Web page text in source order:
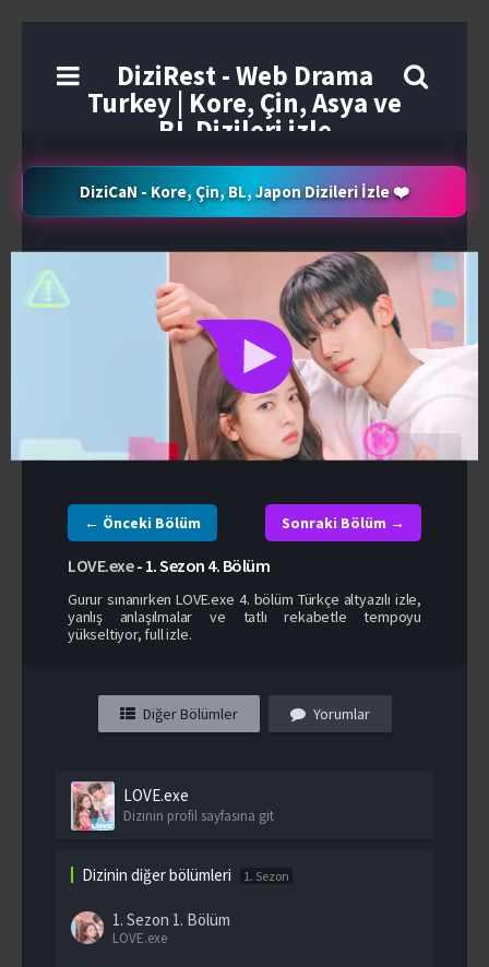
DiziRest - Web Drama
Turkey | Kore, Çin, Asya ve
BL Dizileri izle
DiziCaN - Kore, Çin, BL, Japon Dizileri İzle ❤️
← Önceki Bölüm Sonraki Bölüm →
LOVE.exe- 1. Sezon 4. Bölüm
Gurur sınanırken LOVE.exe 4. bölüm Türkçe altyazılı izle,
yanlış anlaşılmalar ve tatlı rekabetle tempoyu
yükseltiyor, full izle.
Diğer Bölümler Yorumlar
LOVE.exe
Dizinin profil sayfasına git
Dizinin diğer bölümleri 1. Sezon
1. Sezon 1. Bölüm
LOVE.exe